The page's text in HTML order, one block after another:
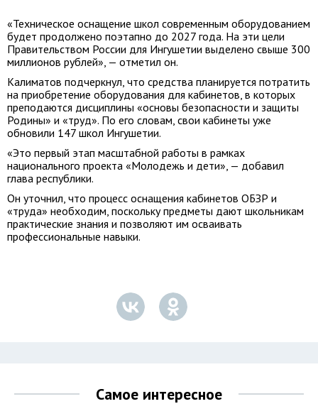
«Техническое оснащение школ современным оборудованием
будет продолжено поэтапно до 2027 года. На эти цели
Правительством России для Ингушетии выделено свыше 300
миллионов рублей», — отметил он.
Калиматов подчеркнул, что средства планируется потратить
на приобретение оборудования для кабинетов, в которых
преподаются дисциплины «основы безопасности и защиты
Родины» и «труд». По его словам, свои кабинеты уже
обновили 147 школ Ингушетии.
«Это первый этап масштабной работы в рамках
национального проекта «Молодежь и дети», — добавил
глава республики.
Он уточнил, что процесс оснащения кабинетов ОБЗР и
«труда» необходим, поскольку предметы дают школьникам
практические знания и позволяют им осваивать
профессиональные навыки.
Самое интересное